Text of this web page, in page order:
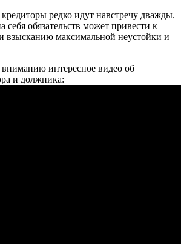
редко идут навстречу дважды.
обязательств может привести к
взысканию максимальной неустойки и
интересное видео об
и должника: